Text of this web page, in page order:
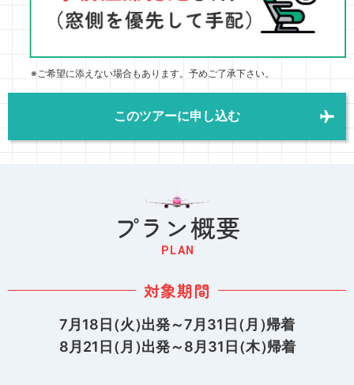
※ご希望に添えない場合もあります。予めご了承下さい。
このツアーに申し込む
プラン概要
PLAN
対象期間
7月18日（火）出発～7月31日（月）帰着
8月21日（月）出発～8月31日（木）帰着